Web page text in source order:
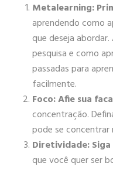
Metalearning:
aprendendo como
que deseja
pesquisa e como
passadas para
facilmente.
Foco: Afie sua
concentração.
pode se
Diretividade:
que você quer ser